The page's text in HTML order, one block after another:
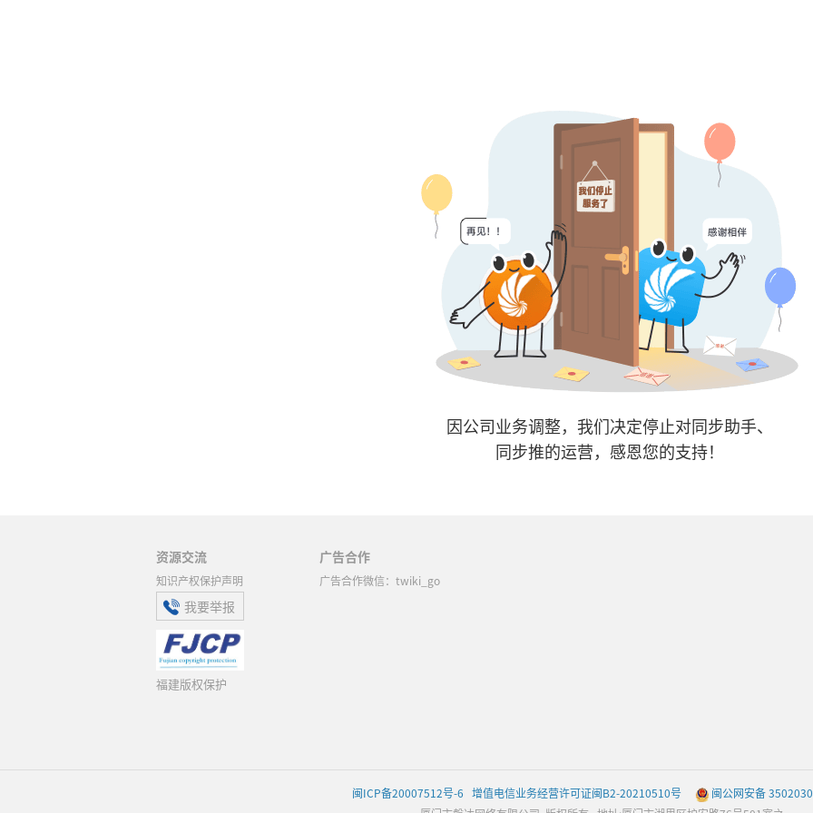
因公司业务调整，我们决定停止对同步助手、
同步推的运营，感恩您的支持！
资源交流
知识产权保护声明
我要举报
福建版权保护
广告合作
广告合作微信：twiki_go
闽ICP备20007512号-6 增值电信业务经营许可证闽B2-20210510号
闽公网安备